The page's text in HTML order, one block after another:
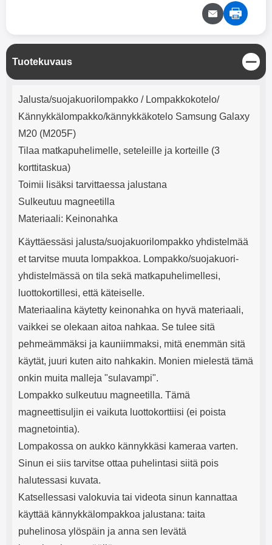
Input: AC100-240V 50/60Hz 0.8A
Max Output: USB: DC5V/3.0A
(15W) 9V/2.0A (18W) 12V/1.5
12V/1.67A(PD20W) Total Effekt:
Väri: Valkoinen
Tuotekuvaus
S
u
l
Tuotekuvaus
Jalusta/suojakuorilompakko / Lompakkokotelo/
Kännykkälompakko/kännykkäkotelo Samsung Galaxy
M20 (M205F)
Tilaa matkapuhelimelle, seteleille ja korteille (3
korttitaskua)
Toimii lisäksi tarvittaessa jalustana
Sulkeutuu magneetilla
Materiaali: Keinonahka
Käyttäessäsi jalusta/suojakuorilompakko yhdistelmää
et tarvitse muuta lompakkoa. Lompakko/suojakuori-
yhdistelmässä on tila sekä matkapuhelimellesi,
luottokortillesi, että käteiselle.
Materiaalina käytetty keinonahka on hyvä materiaali,
vaikkei se olekaan aitoa nahkaa. Se tulee sitä
pehmeämmäksi ja kauniimmaksi, mitä enemmän sitä
käytät, juuri kuten aito nahkakin. Monien mielestä tämä
onkin muita malleja "sulavampi".
Lompakko sulkeutuu magneetilla. Tämä
magneettisuljin ei vaikuta luottokorttiisi (ei poista
magnetointia).
Lompakossa on aukko kännykkäsi kameraa varten.
Sinun ei siis tarvitse ottaa puhelintasi siitä pois
halutessasi kuvata.
Katsellessasi valokuvia tai videota sinun kannattaa
käyttää kännykkälompakkoa jalustana: taita
puhelinosa ylöspäin ja anna sen levätä